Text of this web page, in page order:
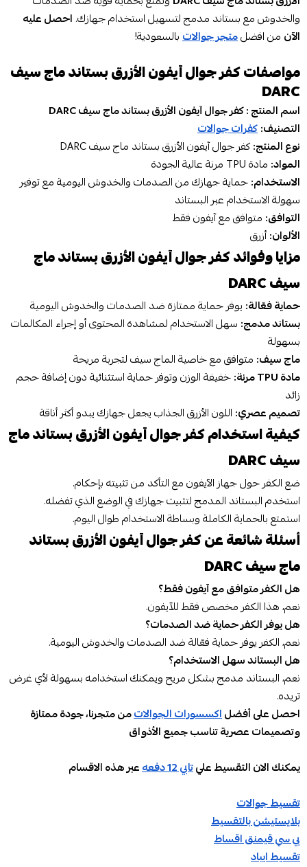
والخدوش مع بستاند مدمج لتسهيل استخدام جهازك. احصل عليه
الآن من افضلمتجر جوالاتبالسعودية!
مواصفات كفر جوال آيفون الأزرق بستاند ماج سيف
DARC
اسم المنتج : كفر جوال آيفون الأزرق بستاند ماج سيف DARC
التصنيف:كفرات جوالات
نوع المنتج:كفر جوال آيفون الأزرق بستاند ماج سيف DARC
المواد: مادة TPU مرنة عالية الجودة
الاستخدام:حماية جهازك من الصدمات والخدوش اليومية مع توفير
سهولة الاستخدام عبر البستاند
التوافق: متوافق مع آيفون فقط
الألوان:أزرق
مزايا وفوائد كفر جوال آيفون الأزرق بستاند ماج
سيف DARC
حماية فعّالة: يوفر حماية ممتازة ضد الصدمات والخدوش اليومية
بستاند مدمج: سهل الاستخدام لمشاهدة المحتوى أو إجراء المكالمات
بسهولة
ماج سيف: متوافق مع خاصية الماج سيف لتجربة مريحة
مادة TPU مرنة:
خفيفة الوزن وتوفر حماية استثنائية دون إضافة حجم
زائد
تصميم عصري: اللون الأزرق الجذاب يجعل جهازك يبدو أكثر أناقة
كيفية استخدام كفر جوال آيفون الأزرق بستاند ماج
سيف DARC
ضع الكفر حول جهاز الآيفون مع التأكد من تثبيته بإحكام.
استخدم البستاند المدمج لتثبيت جهازك في الوضع الذي تفضله.
استمتع بالحماية الكاملة وبساطة الاستخدام طوال اليوم.
أسئلة شائعة عن كفر جوال آيفون الأزرق بستاند
ماج سيف DARC
هل الكفر متوافق مع آيفون فقط؟
نعم، هذا الكفر مخصص فقط للآيفون.
هل يوفر الكفر حماية ضد الصدمات؟
نعم، الكفر يوفر حماية فعّالة ضد الصدمات والخدوش اليومية.
هل البستاند سهل الاستخدام؟
نعم، البستاند مدمج بشكل مريح ويمكنك استخدامه بسهولة لأي غرض
تريده.
احصل على أفضلاكسسورات الجوالاتمن متجرنا، جودة ممتازة
وتصميمات عصرية تناسب جميع الأذواق
يمكنك الان التقسيط عليتابي 12 دفعه
عبر هذه الاقسام
تقسيط جوالات
بلايستيشن بالتقسيط
بي سي قيمنق اقساط
تقسيط ايباد